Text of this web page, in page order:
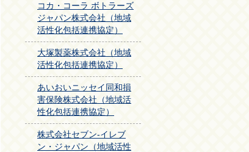
コカ・コーラ ボトラーズ
ジャパン株式会社（地域
活性化包括連携協定）
大塚製薬株式会社（地域
活性化包括連携協定）
あいおいニッセイ同和損
害保険株式会社（地域活
性化包括連携協定）
株式会社セブン-イレブ
ン・ジャパン（地域活性